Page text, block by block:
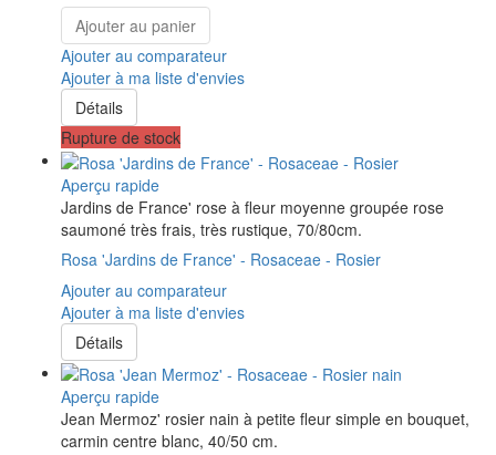
Ajouter au panier
Ajouter au comparateur
Ajouter à ma liste d'envies
Détails
Rupture de stock
Aperçu rapide
Jardins de France' rose à fleur moyenne groupée rose
saumoné très frais, très rustique, 70/80cm.
Rosa 'Jardins de France' - Rosaceae - Rosier
Ajouter au comparateur
Ajouter à ma liste d'envies
Détails
Aperçu rapide
Jean Mermoz' rosier nain à petite fleur simple en bouquet,
carmin centre blanc, 40/50 cm.